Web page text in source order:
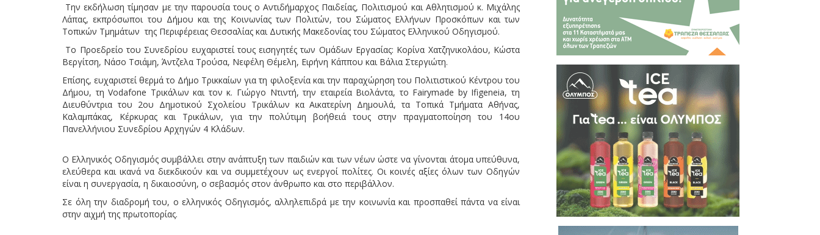
Την εκδήλωση τίμησαν με την παρουσία τους ο Αντιδήμαρχος Παιδείας, Πολιτισμού και Αθλητισμού κ. Μιχάλης
Λάπας, εκπρόσωποι του Δήμου και της Κοινωνίας των Πολιτών, του Σώματος Ελλήνων Προσκόπων και των
Τοπικών Τμημάτων της Περιφέρειας Θεσσαλίας και Δυτικής Μακεδονίας του Σώματος Ελληνικού Οδηγισμού.
Το Προεδρείο του Συνεδρίου ευχαριστεί τους εισηγητές των Ομάδων Εργασίας: Κορίνα Χατζηνικολάου, Κώστα
Βεργίτση, Νάσο Τσιάμη, Άντζελα Τρούσα, Νεφέλη Θέμελη, Ειρήνη Κάππου και Βάλια Στεργιώτη.
Επίσης, ευχαριστεί θερμά το Δήμο Τρικκαίων για τη φιλοξενία και την παραχώρηση του Πολιτιστικού Κέντρου του
Δήμου, τη Vodafone Τρικάλων και τον κ. Γιώργο Ντιντή, την εταιρεία Βιολάντα, το Fairymade by Ifigeneia, τη
Διευθύντρια του 2ου Δημοτικού Σχολείου Tρικάλων κα Αικατερίνη Δημουλά, τα Τοπικά Τμήματα Αθήνας,
Καλαμπάκας, Κέρκυρας και Τρικάλων, για την πολύτιμη βοήθειά τους στην πραγματοποίηση του 14ου
Πανελλήνιου Συνεδρίου Αρχηγών 4 Κλάδων.
Ο Ελληνικός Οδηγισμός συμβάλλει στην ανάπτυξη των παιδιών και των νέων ώστε να γίνονται άτομα υπεύθυνα,
ελεύθερα και ικανά να διεκδικούν και να συμμετέχουν ως ενεργοί πολίτες. Οι κοινές αξίες όλων των Οδηγών
είναι η συνεργασία, η δικαιοσύνη, ο σεβασμός στον άνθρωπο και στο περιβάλλον.
Σε όλη την διαδρομή του, ο ελληνικός Οδηγισμός, αλληλεπιδρά με την κοινωνία και προσπαθεί πάντα να είναι
στην αιχμή της πρωτοπορίας.